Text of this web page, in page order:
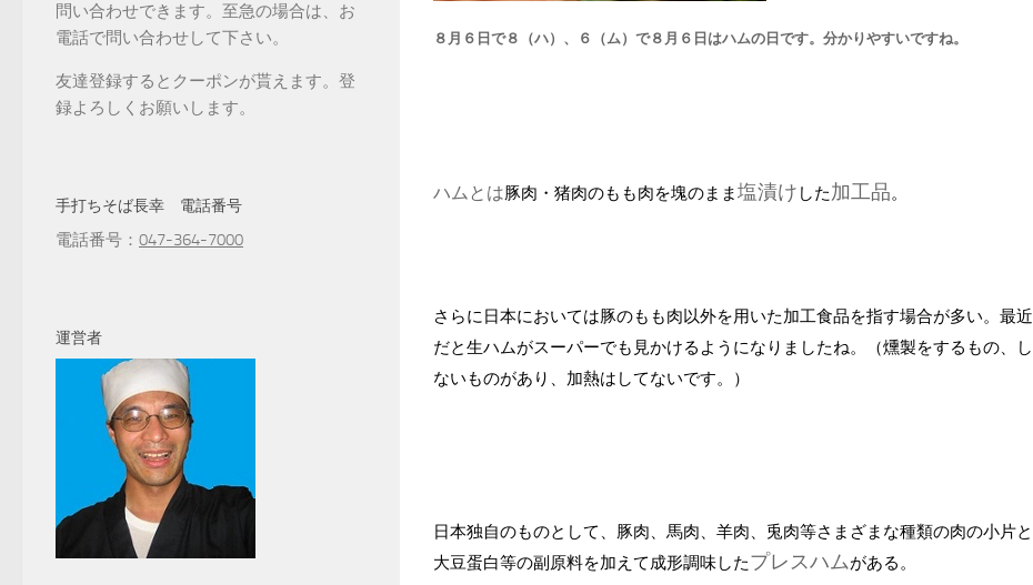
８月６日で８（ハ）、６（ム）で８月６日はハムの日です。分かりやすいですね。
ハムとは豚肉・猪肉のもも肉を塊のまま塩漬け した加工品。
さらに日本においては豚のもも肉以外を用いた加工食品を指す場合が多い。最近
だと生ハムがスーパーでも見かけるようになりましたね。（燻製をするもの、し
ないものがあり、加熱はしてないです。）
日本独自のものとして、豚肉、馬肉、羊肉、兎肉等さまざまな種類の肉の小片と
大豆蛋白等の副原料を加えて成形調味したプレスハムがある。
問い合わせできます。至急の場合は、お
電話で問い合わせして下さい。
友達登録するとクーポンが貰えます。登
録よろしくお願いします。
手打ちそば長幸 電話番号
電話番号： 047-364-7000
運営者